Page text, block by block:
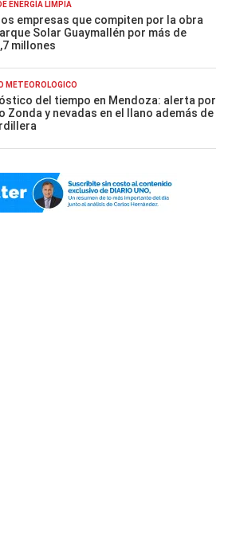
ENERGÍA LIMPIA
empresas que compiten por la obra
Solar Guaymallén por más de
millones
METEOROLÓGICO
del tiempo en Mendoza: alerta por
Zonda y nevadas en el llano además de